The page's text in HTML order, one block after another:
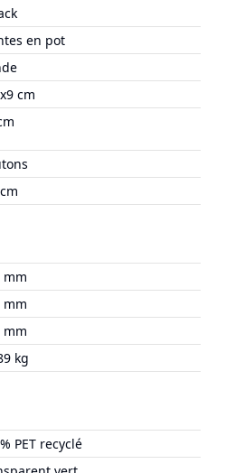
en pot
cm
mm
mm
mm
kg
PET recyclé